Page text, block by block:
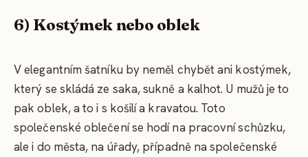
6) Kostýmek nebo oblek
V elegantním šatníku by neměl chybět ani kostýmek,
který se skládá ze saka, sukně a kalhot. U mužů je to
pak oblek, a to i s košilí a kravatou. Toto
společenské oblečení se hodí na pracovní schůzku,
ale i do města, na úřady, případně na společenské